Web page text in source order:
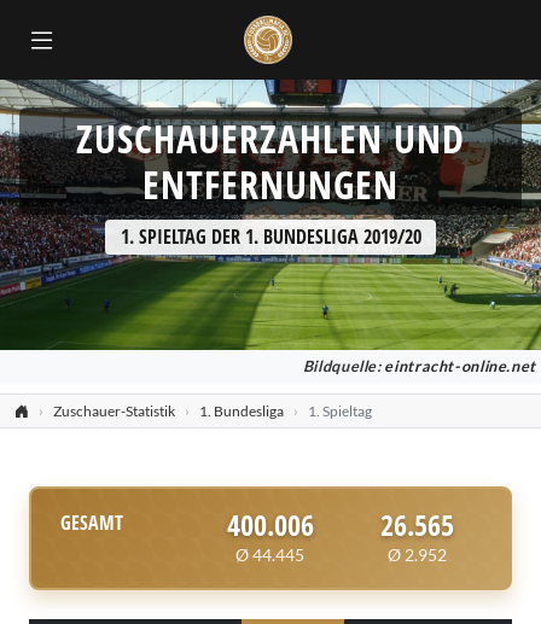
ZUSCHAUERZAHLEN UND
ENTFERNUNGEN
1. SPIELTAG DER 1. BUNDESLIGA 2019/20
Bildquelle: eintracht-online.net
Zuschauer-Statistik 1. Bundesliga 1. Spieltag
GESAMT 400.006
Ø 44.445
26.565
Ø 2.952